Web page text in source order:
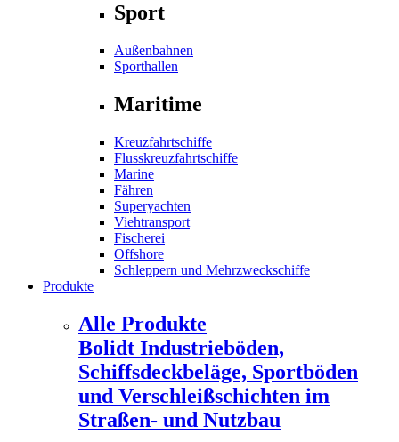
Sport
Außenbahnen
Sporthallen
Maritime
Kreuzfahrtschiffe
Flusskreuzfahrtschiffe
Marine
Fähren
Superyachten
Viehtransport
Fischerei
Offshore
Schleppern und Mehrzweckschiffe
Produkte
Alle Produkte
Bolidt Industrieböden,
Schiffsdeckbeläge, Sportböden
und Verschleißschichten im
Straßen- und Nutzbau